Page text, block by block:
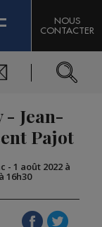
NOUS
CONTACTER
- Jean-
Pajot
- 1 août 2022 à
16h30